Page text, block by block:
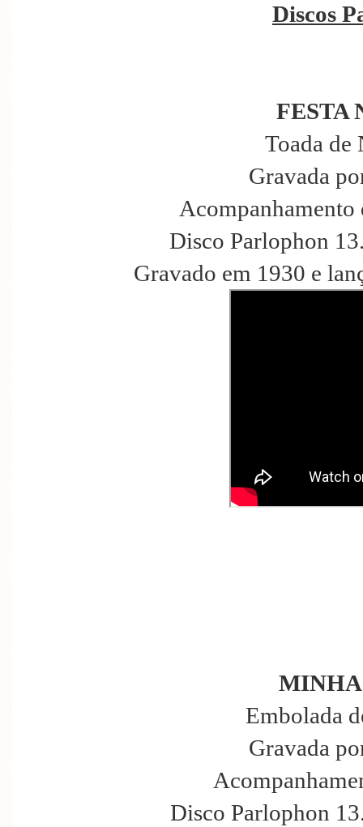
Discos
FESTA
Toada de
Gravada
Disco Parlophon
Gravado em 1930 e
Embolada
Gravada
Disco Parlophon